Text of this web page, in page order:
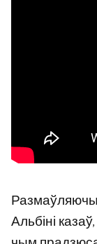
Альбіні